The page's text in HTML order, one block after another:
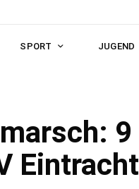
SPORT JUGEND
9
Eintracht